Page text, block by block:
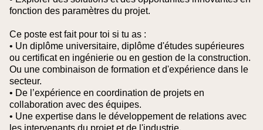
fonction des paramètres du projet.
Ce poste est fait pour toi si tu as :
• Un diplôme universitaire, diplôme d'études supérieures
ou certificat en ingénierie ou en gestion de la construction.
Ou une combinaison de formation et d'expérience dans le
secteur.
• De l’expérience en coordination de projets en
collaboration avec des équipes.
• Une expertise dans le développement de relations avec
les intervenants du projet et de l'industrie.